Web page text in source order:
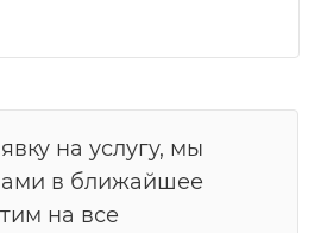
на услугу, мы
в ближайшее
на все